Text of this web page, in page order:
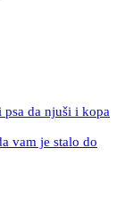
da njuši i kopa
vam je stalo do